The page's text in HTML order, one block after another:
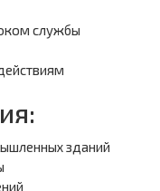
службы
зданий